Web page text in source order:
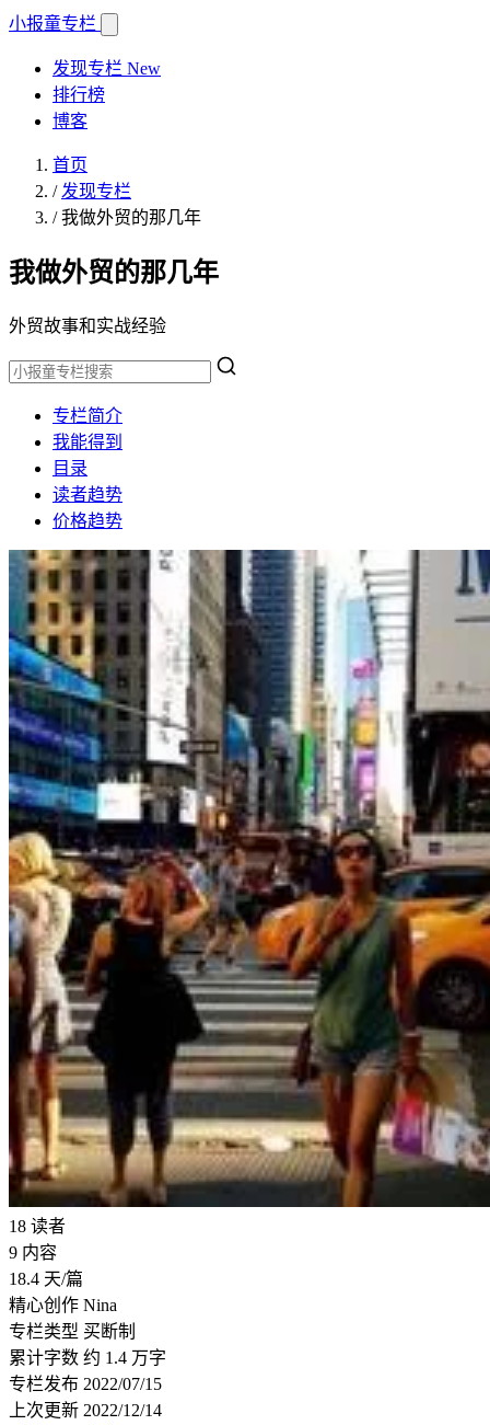
小报童专栏
发现专栏 New
排行榜
博客
首页
/ 发现专栏
/我做外贸的那几年
我做外贸的那几年
外贸故事和实战经验
专栏简介
我能得到
目录
读者趋势
价格趋势
18 读者
9 内容
18.4 天/篇
精心创作 Nina
专栏类型 买断制
累计字数 约 1.4 万字
专栏发布 2022/07/15
上次更新 2022/12/14